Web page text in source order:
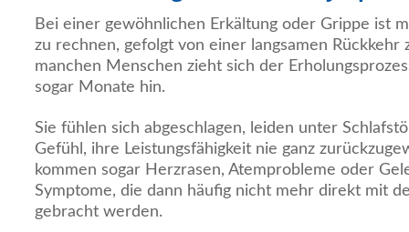
Bei einer gewöhnlichen Erkältung oder Grippe ist
zu rechnen, gefolgt von einer langsamen
manchen Menschen zieht sich der
sogar Monate hin.
Sie fühlen sich abgeschlagen, leiden unter
Gefühl, ihre Leistungsfähigkeit nie ganz
kommen sogar Herzrasen, Atemprobleme oder
Symptome, die dann häufig nicht mehr direkt mit
gebracht werden.